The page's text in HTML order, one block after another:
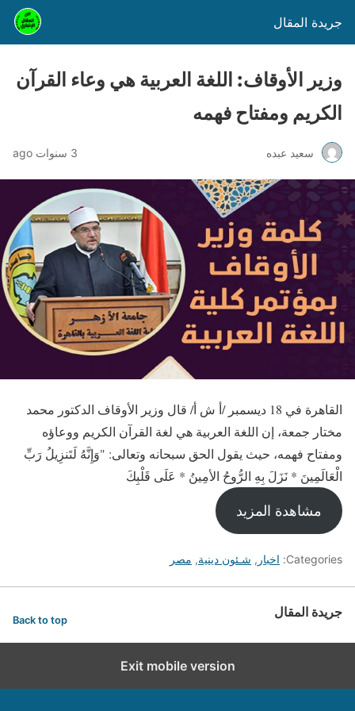
جريدة المقال
وزير الأوقاف: اللغة العربية هي وعاء القرآن
الكريم ومفتاح فهمه
سعيد عبده 3 سنوات ago
القاهرة في 18 ديسمبر /أ ش أ/ قال وزير الأوقاف الدكتور محمد
مختار جمعة، إن اللغة العربية هي لغة القرآن الكريم ووعاؤه
ومفتاح فهمه، حيث يقول الحق سبحانه وتعالى: "وَإِنَّهُ لَتَنزِيلُ رَبِّ
الْعَالَمِينَ * نَزَلَ بِهِ الرُّوحُ الأمِينُ * عَلَى قَلْبِكَ
مشاهدة المزيد
Categories: اخبار , شـئون دينية, مصر
جريدة المقال Back to top
Exit mobile version